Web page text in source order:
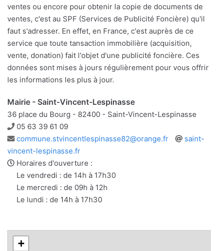
ventes ou encore pour obtenir la copie de documents de
ventes, c'est au SPF (Services de Publicité Foncière) qu'il
faut s'adresser. En effet, en France, c'est auprès de ce
service que toute tansaction immobilière (acquisition,
vente, donation) fait l'objet d'une publicité foncière. Ces
données sont mises à jours régulièrement pour vous offrir
les informations les plus à jour.
Mairie - Saint-Vincent-Lespinasse
36 place du Bourg - 82400 - Saint-Vincent-Lespinasse
Téléphone
05 63 39 61 09
Adresse
e-
mail
commune.stvincentlespinasse82@orange.fr
Site
saint-
vincent-lespinasse.fr
Horaires d'ouverture :
Le vendredi : de 14h à 17h30
Le mercredi : de 09h à 12h
Le lundi : de 14h à 17h30
+